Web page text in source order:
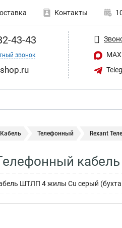
Контакты
43-43
звонок
Кабель Телефонный Rexant
ШТЛП 4 жилы Cu серый (бухта